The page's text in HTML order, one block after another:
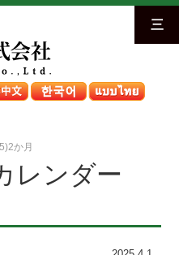
三
か月
レンダー